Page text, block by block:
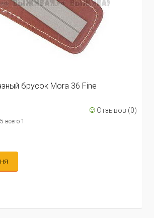
брусок Mora 36 Fine
☺ Отзывов (0)
5 всего 1